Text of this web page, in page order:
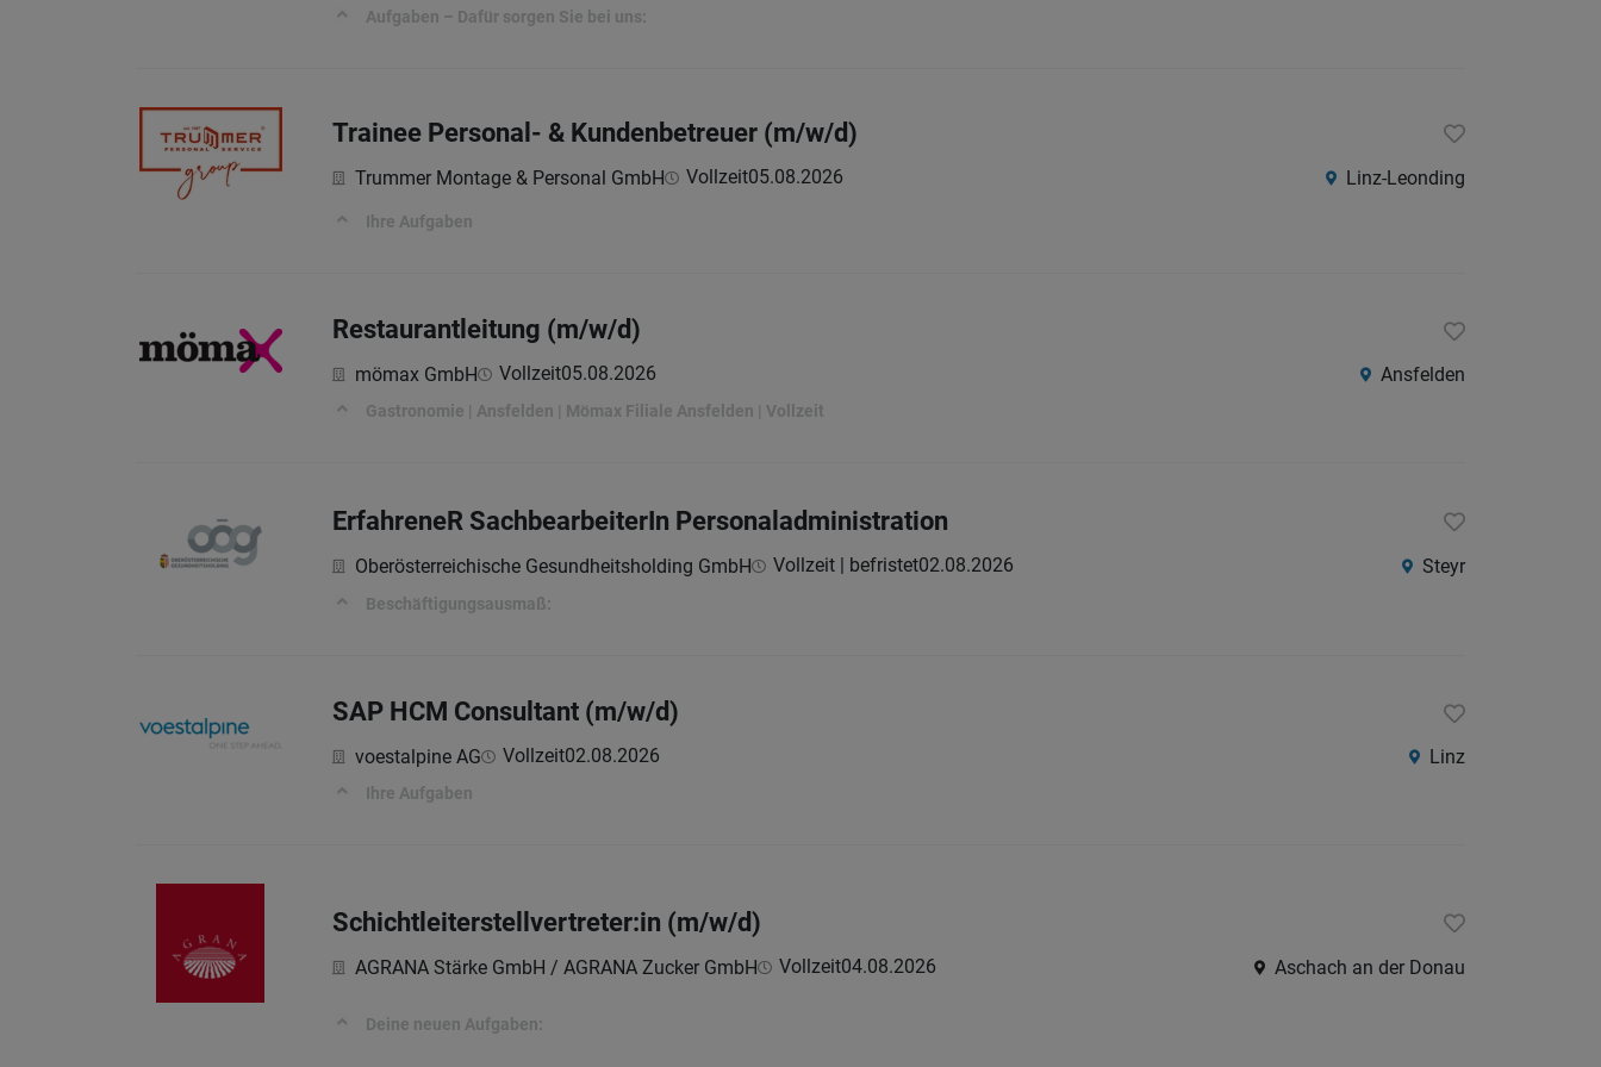
Aufgaben – Dafür sorgen Sie bei uns:
Trainee Personal- & Kundenbetreuer (m/w/d)
Trummer Montage & Personal GmbH Vollzeit05.08.2026 Linz-Leonding
Ihre Aufgaben
Restaurantleitung (m/w/d)
mömax GmbH Vollzeit05.08.2026 Ansfelden
Gastronomie | Ansfelden | Mömax Filiale Ansfelden | Vollzeit
ErfahreneR SachbearbeiterIn Personaladministration
Oberösterreichische Gesundheitsholding GmbH Vollzeit | befristet02.08.2026 Steyr
Beschäftigungsausmaß:
SAP HCM Consultant (m/w/d)
voestalpine AG Vollzeit02.08.2026 Linz
Ihre Aufgaben
Schichtleiterstellvertreter:in (m/w/d)
AGRANA Stärke GmbH / AGRANA Zucker GmbH Vollzeit04.08.2026 Aschach an der Donau
Deine neuen Aufgaben: